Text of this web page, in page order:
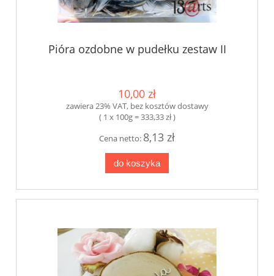
Pióra ozdobne w pudełku zestaw II
10,00 zł
zawiera 23% VAT, bez kosztów dostawy
( 1 x 100g = 333,33 zł )
Cena netto: 8,13 zł
do koszyka